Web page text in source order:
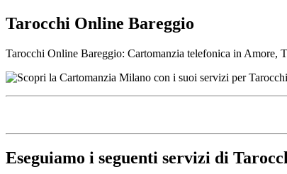
Tarocchi Online Bareggio
Tarocchi Online Bareggio: Cartomanzia telefonica in Amore,
Eseguiamo i seguenti servizi di